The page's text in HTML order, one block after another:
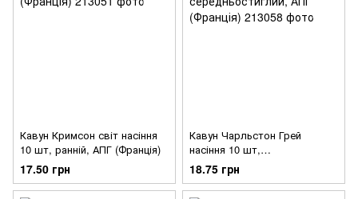
Кавун Кримсон світ насіння
10 шт, ранній, АПГ (Франція)
17.50 грн
Кавун Чарльстон Грей
насіння 10 шт,
середньостиглий, АПГ
(Франція)
18.75 грн